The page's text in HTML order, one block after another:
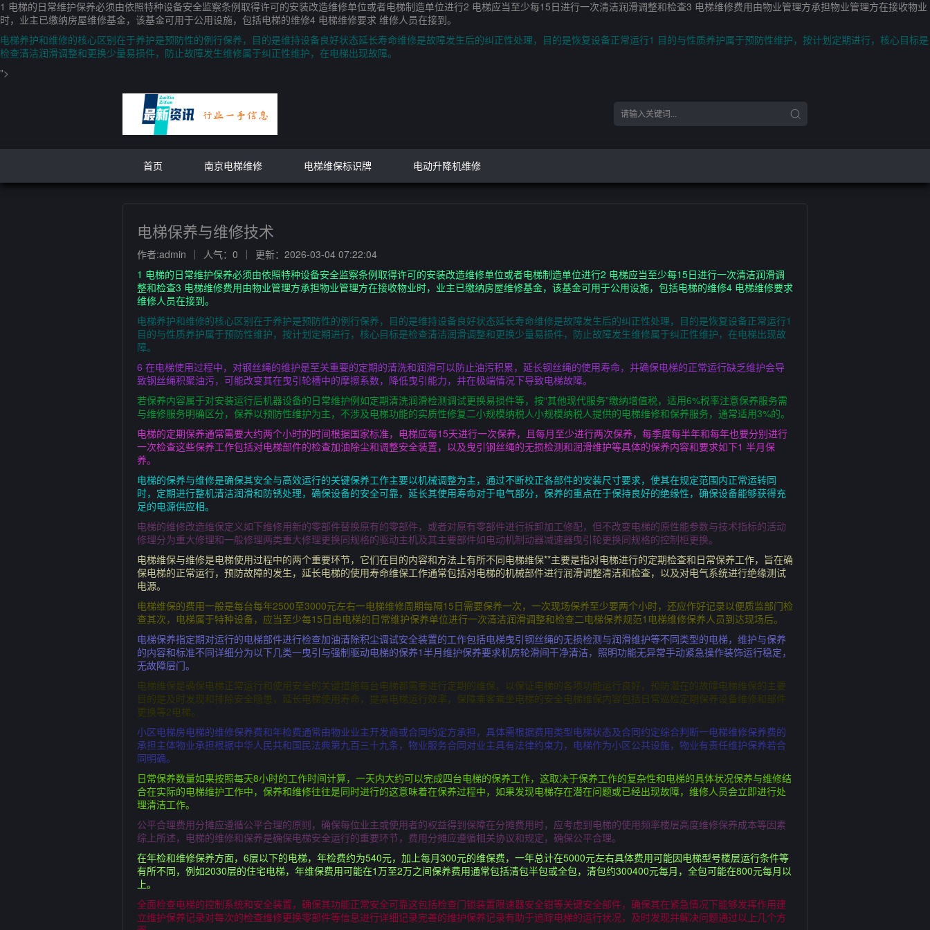
1 电梯的日常维护保养必须由依照特种设备安全监察条例取得许可的安装改造维修单位或者电梯制造单位进行2 电梯应当至少每15日进行一次清洁润滑调整和检查3 电梯维修费用由物业管理方承担物业管理方在接收物业
时，业主已缴纳房屋维修基金，该基金可用于公用设施，包括电梯的维修4 电梯维修要求 维修人员在接到。
电梯养护和维修的核心区别在于养护是预防性的例行保养，目的是维持设备良好状态延长寿命维修是故障发生后的纠正性处理，目的是恢复设备正常运行1 目的与性质养护属于预防性维护，按计划定期进行，核心目标是
检查清洁润滑调整和更换少量易损件，防止故障发生维修属于纠正性维护，在电梯出现故障。
">
首页 南京电梯维修 电梯维保标识牌 电动升降机维修
电梯保养与维修技术
作者:admin 人气：0
更新：2026-03-04 07:22:04
1 电梯的日常维护保养必须由依照特种设备安全监察条例取得许可的安装改造维修单位或者电梯制造单位进行2 电梯应当至少每15日进行一次清洁润滑调
整和检查3 电梯维修费用由物业管理方承担物业管理方在接收物业时，业主已缴纳房屋维修基金，该基金可用于公用设施，包括电梯的维修4 电梯维修要求
维修人员在接到。
电梯养护和维修的核心区别在于养护是预防性的例行保养，目的是维持设备良好状态延长寿命维修是故障发生后的纠正性处理，目的是恢复设备正常运行1
目的与性质养护属于预防性维护，按计划定期进行，核心目标是检查清洁润滑调整和更换少量易损件，防止故障发生维修属于纠正性维护，在电梯出现故
障。
6 在电梯使用过程中，对钢丝绳的维护是至关重要的定期的清洗和润滑可以防止油污积累，延长钢丝绳的使用寿命，并确保电梯的正常运行缺乏维护会导
致钢丝绳积聚油污，可能改变其在曳引轮槽中的摩擦系数，降低曳引能力，并在极端情况下导致电梯故障。
若保养内容属于对安装运行后机器设备的日常维护例如定期清洗润滑检测调试更换易损件等，按“其他现代服务”缴纳增值税，适用6%税率注意保养服务需
与维修服务明确区分，保养以预防性维护为主，不涉及电梯功能的实质性修复二小规模纳税人小规模纳税人提供的电梯维修和保养服务，通常适用3%的。
电梯的定期保养通常需要大约两个小时的时间根据国家标准，电梯应每15天进行一次保养，且每月至少进行两次保养，每季度每半年和每年也要分别进行
一次检查这些保养工作包括对电梯部件的检查加油除尘和调整安全装置，以及曳引钢丝绳的无损检测和润滑维护等具体的保养内容和要求如下1 半月保
养。
电梯的保养与维修是确保其安全与高效运行的关键保养工作主要以机械调整为主，通过不断校正各部件的安装尺寸要求，使其在规定范围内正常运转同
时，定期进行整机清洁润滑和防锈处理，确保设备的安全可靠，延长其使用寿命对于电气部分，保养的重点在于保持良好的绝缘性，确保设备能够获得充
足的电源供应相。
电梯的维修改造维保定义如下维修用新的零部件替换原有的零部件，或者对原有零部件进行拆卸加工修配，但不改变电梯的原性能参数与技术指标的活动
修理分为重大修理和一般修理两类重大修理更换同规格的驱动主机及其主要部件如电动机制动器减速器曳引轮更换同规格的控制柜更换。
电梯维保与维修是电梯使用过程中的两个重要环节，它们在目的内容和方法上有所不同电梯维保**主要是指对电梯进行的定期检查和日常保养工作，旨在确
保电梯的正常运行，预防故障的发生，延长电梯的使用寿命维保工作通常包括对电梯的机械部件进行润滑调整清洁和检查，以及对电气系统进行绝缘测试
电源。
电梯维保的费用一般是每台每年2500至3000元左右一电梯维修周期每隔15日需要保养一次，一次现场保养至少要两个小时，还应作好记录以便质监部门检
查其次，电梯属于特种设备，应当至少每15日由电梯的日常维护保养单位进行一次清洁润滑调整和检查二电梯保养规范1电梯维修保养人员到达现场后。
电梯保养指定期对运行的电梯部件进行检查加油清除积尘调试安全装置的工作包括电梯曳引钢丝绳的无损检测与润滑维护等不同类型的电梯，维护与保养
的内容和标准不同详细分为以下几类一曳引与强制驱动电梯的保养1半月维护保养要求机房轮滑间干净清洁，照明功能无异常手动紧急操作装饰运行稳定，
无故障层门。
电梯维保是确保电梯正常运行和使用安全的关键措施每台电梯都需要进行定期的维保，以保证电梯的各项功能运行良好，预防潜在的故障电梯维保的主要
目的是及时发现和排除安全隐患，延长电梯使用寿命，提高电梯运行效率，保障乘客乘坐电梯的安全电梯维保内容包括日常巡检定期保养设备维修和部件
更换等2电梯。
小区电梯房电梯的维修保养费和年检费通常由物业业主开发商或合同约定方承担，具体需根据费用类型电梯状态及合同约定综合判断一电梯维修保养费的
承担主体物业承担根据中华人民共和国民法典第九百三十九条，物业服务合同对业主具有法律约束力，电梯作为小区公共设施，物业有责任维护保养若合
同明确。
日常保养数量如果按照每天8小时的工作时间计算，一天内大约可以完成四台电梯的保养工作，这取决于保养工作的复杂性和电梯的具体状况保养与维修结
合在实际的电梯维护工作中，保养和维修往往是同时进行的这意味着在保养过程中，如果发现电梯存在潜在问题或已经出现故障，维修人员会立即进行处
理清洁工作。
公平合理费用分摊应遵循公平合理的原则，确保每位业主或使用者的权益得到保障在分摊费用时，应考虑到电梯的使用频率楼层高度维修保养成本等因素
综上所述，电梯的维修和保养是确保电梯安全运行的重要环节，费用分摊应遵循相关协议和规定，确保公平合理。
在年检和维修保养方面，6层以下的电梯，年检费约为540元，加上每月300元的维保费，一年总计在5000元左右具体费用可能因电梯型号楼层运行条件等
有所不同，例如2030层的住宅电梯，年维保费用可能在1万至2万之间保养费用通常包括清包半包或全包，清包约300400元每月，全包可能在800元每月以
上。
全面检查电梯的控制系统和安全装置，确保其功能正常安全可靠这包括检查门锁装置限速器安全钳等关键安全部件，确保其在紧急情况下能够发挥作用建
立维护保养记录对每次的检查维修更换零部件等信息进行详细记录完善的维护保养记录有助于追踪电梯的运行状况，及时发现并解决问题通过以上几个方